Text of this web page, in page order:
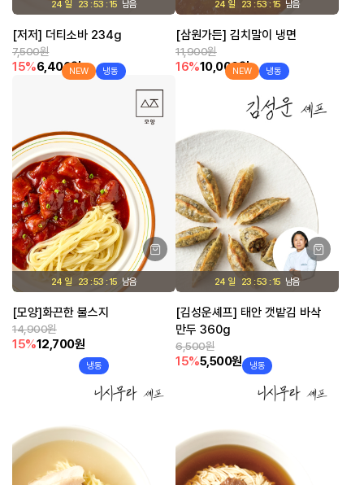
24 일 23 53 15
[저저] 더티소바 234g
7,500원
15%6,400원
24 일 23 53 15
[삼원가든] 김치말이 냉면
11,900원
16%10,000원
NEW 냉동
24 일 23 53 15
[모양]화끈한 불스지
14,900원
15%12,700원
NEW 냉동
24 일 23 53 15
[김성운셰프] 태안 갯밭김 바삭
만두 360g
6,500원
15%5,500원
냉동 냉동